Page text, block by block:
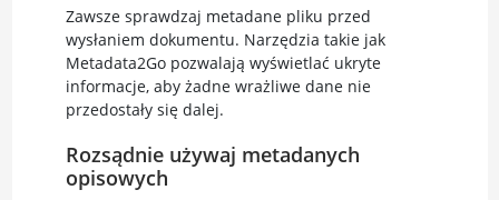
Zawsze sprawdzaj metadane pliku przed
wysłaniem dokumentu. Narzędzia takie jak
Metadata2Go pozwalają wyświetlać ukryte
informacje, aby żadne wrażliwe dane nie
przedostały się dalej.
Rozsądnie używaj metadanych
opisowych